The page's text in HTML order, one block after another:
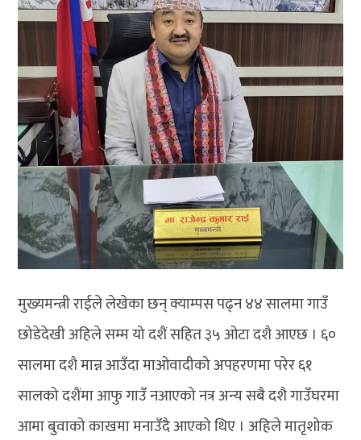
मुख्यमन्त्री राईले लेखेका छन् क्याम्पस पढ्न ४४ सालमा गाउँ
छोडेदेखी अहिले सम्म यो दशैं सहित ३५ ओटा दशै आएछ । ६०
सालमा दशै मान्न आउँदा माओवादीको अपहरणमा परेर ६१
सालको दशैंमा आफु गाउँ नआएको नत्र अन्य सबै दशै गाउँघरमा
आमा बुवाको काखमा मनाउँदै आएको थिए । अहिले मातृशोक